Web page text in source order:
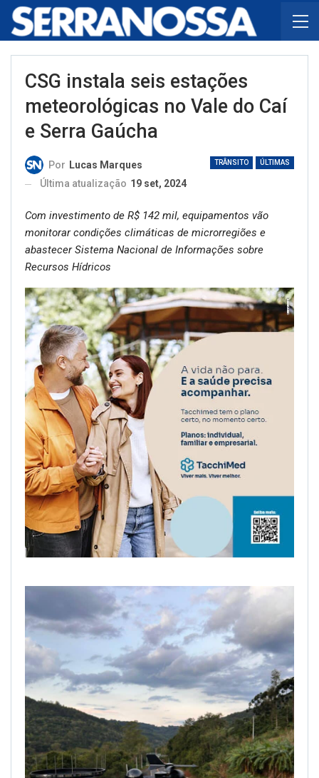
CSG instala seis estações
meteorológicas no Vale do Caí
e Serra Gaúcha
TRÂNSITO ÚLTIMAS
Por Lucas Marques
Última atualização 19 set, 2024
Com investimento de R$ 142 mil, equipamentos vão
monitorar condições climáticas de microrregiões e
abastecer Sistema Nacional de Informações sobre
Recursos Hídricos